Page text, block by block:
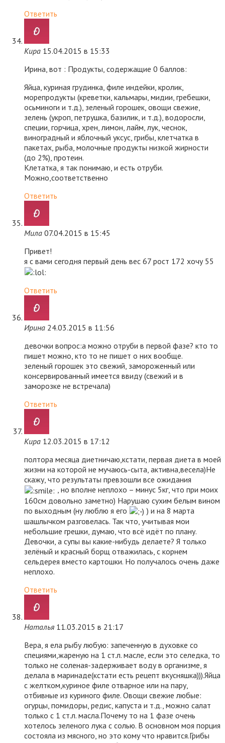
Ответить
Кира 15.04.2015 в 15:33
Ирина, вот : Продукты, содержащие 0 баллов:
Яйца, куриная грудинка, филе индейки, кролик,
морепродукты (креветки, кальмары, мидии, гребешки,
осьминоги и т.д.), зеленый горошек, овощи свежие,
зелень (укроп, петрушка, базилик, и т.д.), водоросли,
специи, горчица, хрен, лимон, лайм, лук, чеснок,
виноградный и яблочный уксус, грибы, клетчатка в
пакетах, рыба, молочные продукты низкой жирности
(до 2%), протеин.
Клетатка, я так понимаю, и есть отруби.
Можно,соответственно
Ответить
Мила 07.04.2015 в 15:45
Привет!
я с вами сегодня первый день вес 67 рост 172 хочу 55
Ответить
Ирина 24.03.2015 в 11:56
девочки вопрос:а можно отруби в первой фазе? кто то
пишет можно, кто то не пишет о них вообще.
зеленый горошек это свежий, замороженный или
консервированный имеется ввиду (свежий и в
заморозке не встречала)
Ответить
Кира 12.03.2015 в 17:12
полтора месяца диетничаю,кстати, первая диета в моей
жизни на которой не мучаюсь-сыта, активна,весела)Не
скажу, что результаты превзошли все ожидания
, но вполне неплохо – минус 5кг, что при моих
160см довольно заметно) Нарушаю сухим белым вином
по выходным (ну люблю я его
) и на 8 марта
шашлычком разговелась. Так что, учитывая мои
небольшие грешки, думаю, что всё идёт по плану.
Девочки, а супы вы какие-нибудь делаете? Я только
зелёный и красный борщ отважилась, с корнем
сельдерея вместо картошки. Но получалось очень даже
неплохо.
Ответить
Наталья 11.03.2015 в 21:17
Вера, я ела рыбу любую: запеченную в духовке со
специями,жареную на 1 ст.л. масле, если это селедка, то
только не соленая-задерживает воду в организме, я
делала в маринаде(кстати есть рецепт вкусняшка))).Яйца
с желтком,куриное филе отварное или на пару,
отбивные из куриного филе. Овощи свежие любые:
огурцы, помидоры, редис, капуста и т.д., можно салат
только с 1 ст.л. масла.Почему то на 1 фазе очень
хотелось зеленого лука с солью. В основном моя порция
состояла из мясного, но это кому что нравится.Грибы